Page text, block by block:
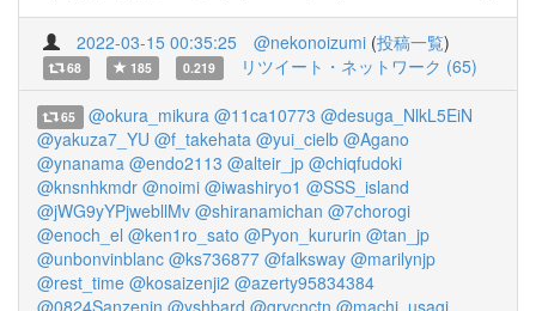
2022-03-15 00:35:25 @nekonoizumi (投稿一覧)
68 185 0.219 リツイート・ネットワーク (65)
65 @okura_mikura @11ca10773 @desuga_NlkL5EiN
@yakuza7_YU @f_takehata @yui_cielb @Agano
@ynanama @endo2113 @alteir_jp @chiqfudoki
@knsnhkmdr @noimi @iwashiryo1 @SSS_island
@jWG9yYPjwebllMv @shiranamichan @7chorogi
@enoch_el @ken1ro_sato @Pyon_kururin @tan_jp
@unbonvinblanc @ks736877 @falksway @marilynjp
@rest_time @kosaizenji2 @azerty95834384
@0824Sanzenin @yshbard @grvcnctn @machi_usagi